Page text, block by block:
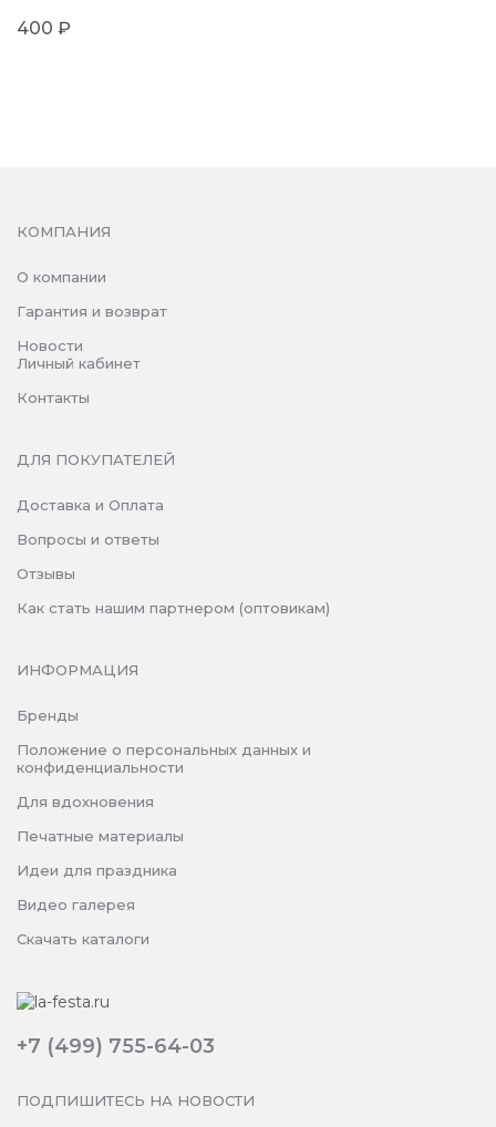
400 ₽
+7 (499) 755-64-03
ПОДПИШИТЕСЬ НА НОВОСТИ
КОМПАНИЯ
О компании
Гарантия и возврат
Новости
Личный кабинет
Контакты
ДЛЯ ПОКУПАТЕЛЕЙ
Доставка и Оплата
Вопросы и ответы
Отзывы
Как стать нашим партнером (оптовикам)
ИНФОРМАЦИЯ
Бренды
Положение о персональных данных и
конфиденциальности
Для вдохновения
Печатные материалы
Идеи для праздника
Видео галерея
Скачать каталоги